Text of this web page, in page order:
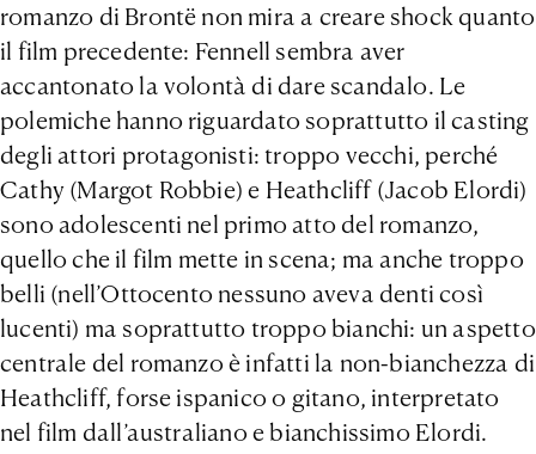
romanzo di Brontë non mira a creare shock quanto
il film precedente: Fennell sembra aver
accantonato la volontà di dare scandalo. Le
polemiche hanno riguardato soprattutto il casting
degli attori protagonisti: troppo vecchi, perché
Cathy (Margot Robbie) e Heathcliff (Jacob Elordi)
sono adolescenti nel primo atto del romanzo,
quello che il film mette in scena; ma anche troppo
belli (nell’Ottocento nessuno aveva denti così
lucenti) ma soprattutto troppo bianchi: un aspetto
centrale del romanzo è infatti la non-bianchezza di
Heathcliff, forse ispanico o gitano, interpretato
nel film dall’australiano e bianchissimo Elordi.